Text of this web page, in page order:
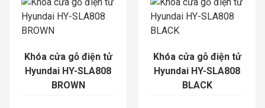
Khóa cửa gỗ điện tử
Hyundai HY-SLA808
BROWN
Khóa cửa gỗ điện tử
Hyundai HY-SLA808
BLACK